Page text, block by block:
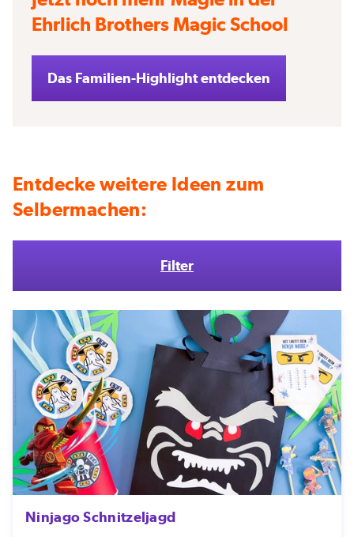
Ehrlich Brothers Magic School
Das Familien-Highlight entdecken
Entdecke weitere Ideen zum
Selbermachen:
Filter
Ninjago Schnitzeljagd